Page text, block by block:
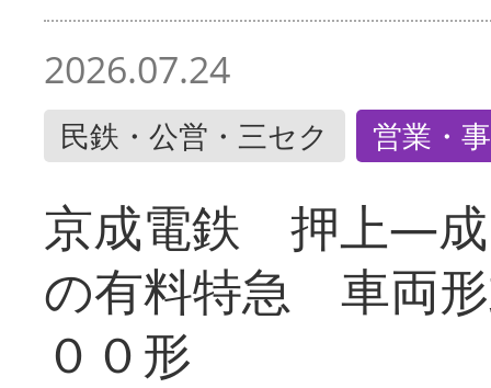
2026.07.24
民鉄・公営・三セク 営業・
京成電鉄 押上―成
の有料特急 車両
００形